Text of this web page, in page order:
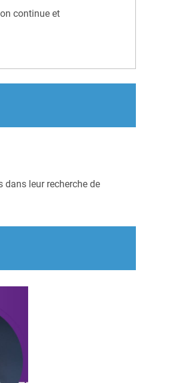
continue et
dans leur recherche de